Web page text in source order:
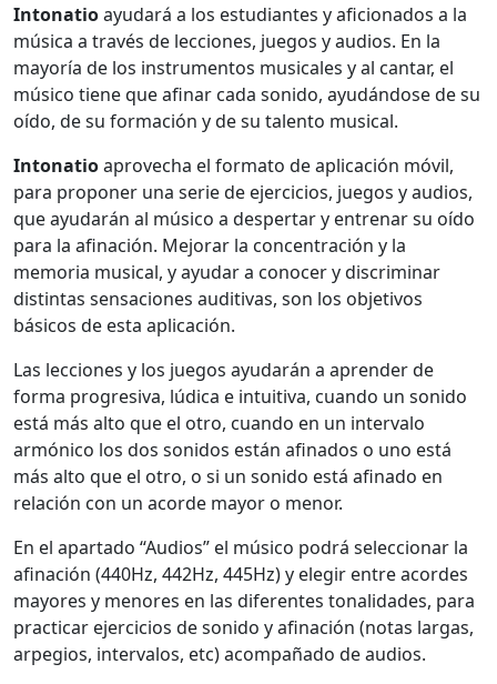
Intonatioayudará a los estudiantes y aficionados a la
música a través de lecciones, juegos y audios. En la
mayoría de los instrumentos musicales y al cantar, el
músico tiene que afinar cada sonido, ayudándose de su
oído, de su formación y de su talento musical.
Intonatioaprovecha el formato de aplicación móvil,
para proponer una serie de ejercicios, juegos y audios,
que ayudarán al músico a despertar y entrenar su oído
para la afinación. Mejorar la concentración y la
memoria musical, y ayudar a conocer y discriminar
distintas sensaciones auditivas, son los objetivos
básicos de esta aplicación.
Las lecciones y los juegos ayudarán a aprender de
forma progresiva, lúdica e intuitiva, cuando un sonido
está más alto que el otro, cuando en un intervalo
armónico los dos sonidos están afinados o uno está
más alto que el otro, o si un sonido está afinado en
relación con un acorde mayor o menor.
En el apartado “Audios” el músico podrá seleccionar la
afinación (440Hz, 442Hz, 445Hz) y elegir entre acordes
mayores y menores en las diferentes tonalidades, para
practicar ejercicios de sonido y afinación (notas largas,
arpegios, intervalos, etc) acompañado de audios.